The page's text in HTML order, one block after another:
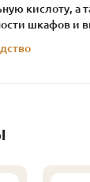
кислоту, а
шкафов и